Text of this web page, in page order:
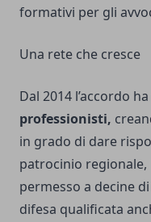
formativi per gli
Una rete che cresce
Dal 2014 l’accordo
professionisti,
in grado di dare
patrocinio
permesso a decine
difesa qualificata